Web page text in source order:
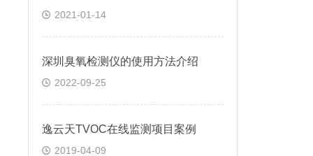
2021-01-14
深圳臭氧检测仪的使用方法介绍
2022-09-25
逸云天TVOC在线监测项目案例
2019-04-09